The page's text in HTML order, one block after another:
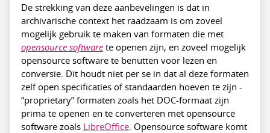
De strekking van deze aanbevelingen is dat in
archivarische context het raadzaam is om zoveel
mogelijk gebruik te maken van formaten die met
opensource software te openen zijn, en zoveel mogelijk
opensource software te benutten voor lezen en
conversie. Dit houdt niet per se in dat al deze formaten
zelf open specificaties of standaarden hoeven te zijn -
“proprietary” formaten zoals het DOC-formaat zijn
prima te openen en te converteren met opensource
software zoals LibreOffice. Opensource software komt